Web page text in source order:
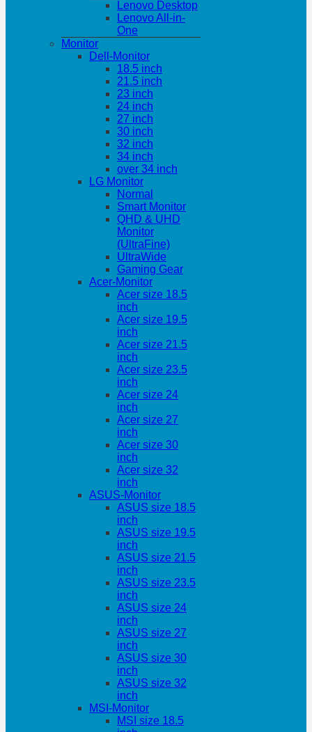
Lenovo Desktop
Lenovo All-in-
One
Monitor
Dell-Monitor
18.5 inch
21.5 inch
23 inch
24 inch
27 inch
30 inch
32 inch
34 inch
over 34 inch
LG Monitor
Normal
Smart Monitor
QHD & UHD
Monitor
(UltraFine)
UltraWide
Gaming Gear
Acer-Monitor
Acer size 18.5
inch
Acer size 19.5
inch
Acer size 21.5
inch
Acer size 23.5
inch
Acer size 24
inch
Acer size 27
inch
Acer size 30
inch
Acer size 32
inch
ASUS-Monitor
ASUS size 18.5
inch
ASUS size 19.5
inch
ASUS size 21.5
inch
ASUS size 23.5
inch
ASUS size 24
inch
ASUS size 27
inch
ASUS size 30
inch
ASUS size 32
inch
MSI-Monitor
MSI size 18.5